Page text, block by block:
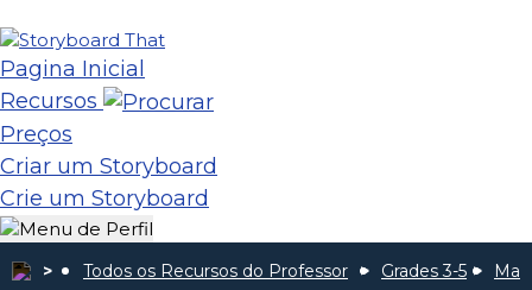
Pagina Inicial
Recursos
Preços
Criar um Storyboard
Crie um Storyboard
Todos os Recursos do Professor Grades 3-5